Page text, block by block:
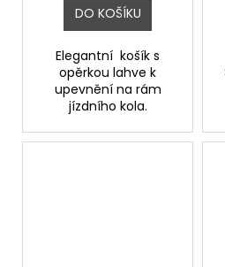
DO KOŠÍKU
Elegantní košík s
opěrkou lahve k
upevnění na rám
jízdního kola.